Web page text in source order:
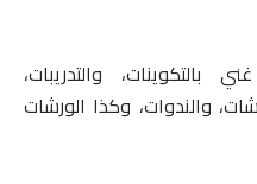
بالتكوينات، والتدريبات،
والندوات، وكذا الورشات